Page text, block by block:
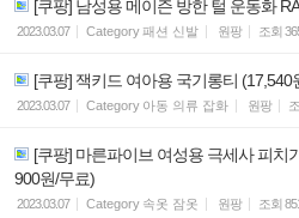
[쿠팡] 남성용 메이즌 방한 털 운동화
2023.03.07 Category패션 신발 원팡 조회
[쿠팡] 잭키드 여아용 국기롱티 (17,540
2023.03.07 Category 아동 의류 잡화 원팡
[쿠팡] 마른파이브 여성용 극세사 피치
900원/무료)
2023.03.07 Category 속옷 잠옷 원팡 조회